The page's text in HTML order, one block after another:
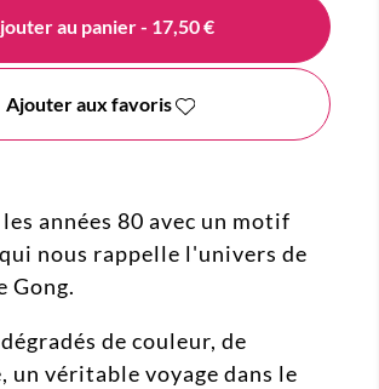
au panier- 17,50 €
Ajouter aux favoris
années 80 avec un motif
nous rappelle l'univers de
Gong.
de couleur, de
un véritable voyage dans le